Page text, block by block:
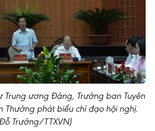
Trung ương Đảng, Trưởng ban Tuyên
Thưởng phát biểu chỉ đạo hội nghị.
Trưởng/TTXVN)